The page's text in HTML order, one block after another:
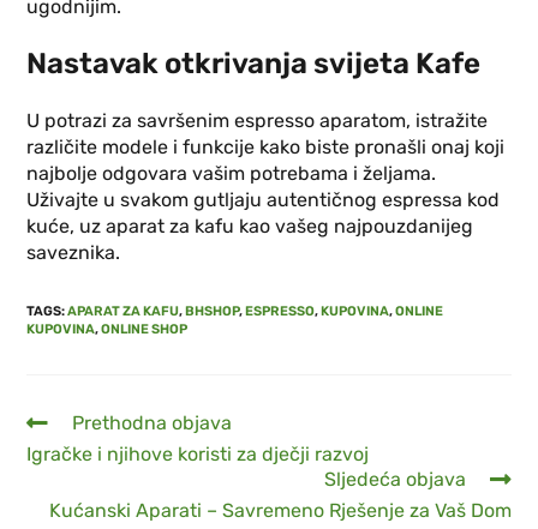
ugodnijim.
Nastavak otkrivanja svijeta Kafe
U potrazi za savršenim espresso aparatom, istražite
različite modele i funkcije kako biste pronašli onaj koji
najbolje odgovara vašim potrebama i željama.
Uživajte u svakom gutljaju autentičnog espressa kod
kuće, uz aparat za kafu kao vašeg najpouzdanijeg
saveznika.
TAGS:APARAT ZA KAFU, BHSHOP, ESPRESSO, KUPOVINA,ONLINE
KUPOVINA,ONLINE SHOP
Prethodna objava
Igračke i njihove koristi za dječji razvoj
Sljedeća objava
Kućanski Aparati – Savremeno Rješenje za Vaš Dom